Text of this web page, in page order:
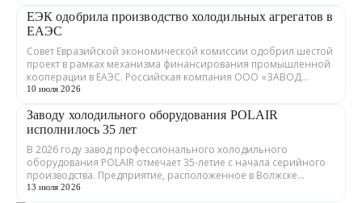
ЕЭК одобрила производство холодильных агрегатов в
ЕАЭС
Совет Евразийской экономической комиссии одобрил шестой
проект в рамках механизма финансирования промышленной
кооперации в ЕАЭС. Российская компания ООО «ЗАВОД
ГРАДИЕНТ» совместно с предприятия...
10 июля 2026
Заводу холодильного оборудования POLAIR
исполнилось 35 лет
В 2026 году завод профессионального холодильного
оборудования POLAIR отмечает 35-летие с начала серийного
производства. Предприятие, расположенное в Волжске
Республики Марий Эл, выпускает обору...
13 июля 2026